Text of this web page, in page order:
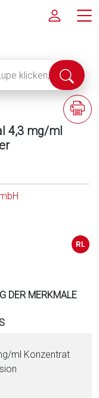
Suche
4,3 mg/ml
F
a
m
a
DER MERKMALE
ml Konzentrat